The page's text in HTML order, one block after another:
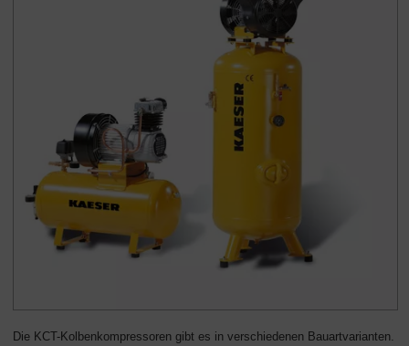
Die KCT-Kolbenkompressoren gibt es in verschiedenen Bauartvarianten.